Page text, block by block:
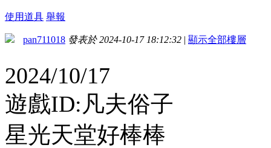
使用道具 舉報
pan711018 發表於 2024-10-17 18:12:32 | 顯示全部樓層
2024/10/17
遊戲ID:凡夫俗子
星光天堂好棒棒